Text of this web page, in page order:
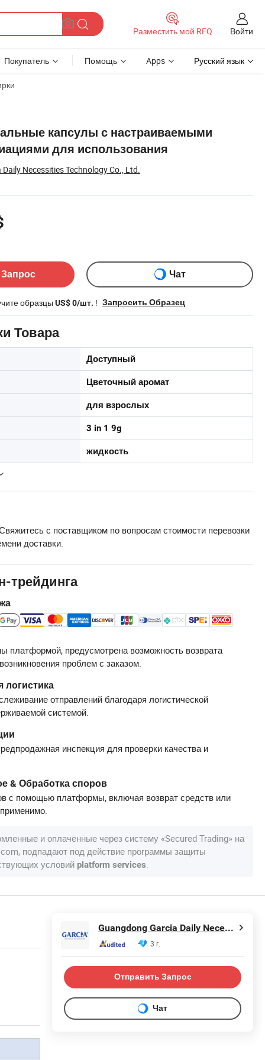
Разместить мой RFQ Войти
Покупатель Помощь Apps Русский язык
капсулы с настраиваемыми
для использования
Necessities Technology Co., Ltd.
Чат
образцы US$ 0/шт. ! Запросить Образец
Товара
Доступный
Цветочный аромат
для взрослых
3 in 1 9g
жидкость
с поставщиком по вопросам стоимости перевозки
доставки.
трейдинга
платформой, предусмотрена возможность возврата
проблем с заказом.
отправлений благодаря логистической
системой.
инспекция для проверки качества и
& Обработка споров
с помощью платформы, включая возврат средств или
и оплаченные через систему «Secured Trading» на
подпадают под действие программы защиты
условий platform services
Guangdong Garcia Daily Necessities Technology Co., Ltd.
3 г.
Отправить Запрос
Чат